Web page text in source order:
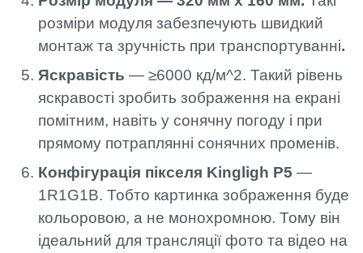
розміри модуля забезпечують швидкий
монтаж та зручність при транспортуванні.
Яскравість — ≥6000 кд/м^2. Такий рівень
яскравості зробить зображення на екрані
помітним, навіть у сонячну погоду і при
прямому потраплянні сонячних променів.
Конфігурація пікселя Kingligh P5 —
1R1G1B. Тобто картинка зображення буде
кольоровою, а не монохромною. Тому він
ідеальний для трансляції фото та відео на